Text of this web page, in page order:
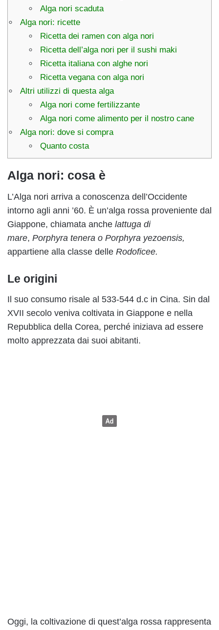
Alga nori scaduta
Alga nori: ricette
Ricetta dei ramen con alga nori
Ricetta dell’alga nori per il sushi maki
Ricetta italiana con alghe nori
Ricetta vegana con alga nori
Altri utilizzi di questa alga
Alga nori come fertilizzante
Alga nori come alimento per il nostro cane
Alga nori: dove si compra
Quanto costa
Alga nori: cosa è
L’Alga nori arriva a conoscenza dell’Occidente
intorno agli anni ’60. È un’alga rossa proveniente dal
Giappone, chiamata anche lattuga di
mare, Porphyra tenera o Porphyra yezoensis,
appartiene alla classe delle Rodoficee.
Le origini
Il suo consumo risale al 533-544 d.c in Cina. Sin dal
XVII secolo veniva coltivata in Giappone e nella
Repubblica della Corea, perché iniziava ad essere
molto apprezzata dai suoi abitanti.
Oggi, la coltivazione di quest’alga rossa rappresenta